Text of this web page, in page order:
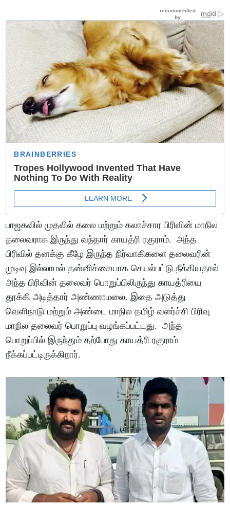
பாஜகவில் முதலில் கலை மற்றும் கலாச்சார பிரிவின் மாநில
தலைவராக இருந்து வந்தார் காயத்ரி ரகுராம். அந்த
பிரிவில் தனக்கு கீழே இருந்த நிர்வாகிகளை தலைவரின்
முடிவு இல்லாமல் தன்னிச்சையாக செயல்பட்டு நீக்கியதால்
அந்த பிரிவின் தலைவர் பொறுப்பிலிருந்து காயத்ரியை
தூக்கி அடித்தார் அண்ணாமலை. இதை அடுத்து
வெளிநாடு மற்றும் அண்டை மாநில தமிழ் வளர்ச்சி பிரிவு
மாநில தலைவர் பொறுப்பு வழங்கப்பட்டது. அந்த
பொறுப்பில் இருந்தும் தற்போது காயத்ரி ரகுராம்
நீக்கப்பட்டிருக்கிறார்.